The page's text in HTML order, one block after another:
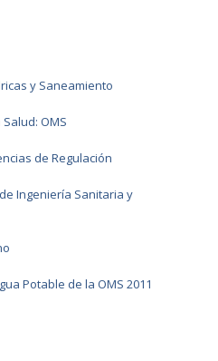
y Saneamiento
OMS
de Regulación
Ingeniería Sanitaria y
Potable de la OMS 2011